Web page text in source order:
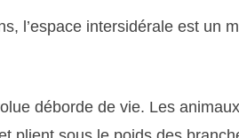
l’espace intersidérale est un
déborde de vie. Les